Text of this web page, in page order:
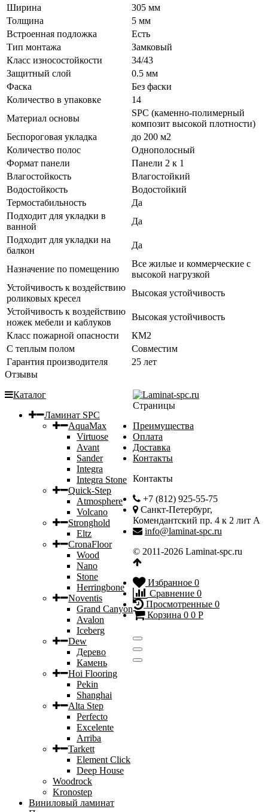
Ширина
305 мм
Толщина
5 мм
Встроенная подложка
Есть
Тип монтажа
Замковый
Класс износостойкости
34/43
Защитный слой
0.5 мм
Фаска
Без фаски
Количество в упаковке
14
Материал основы
SPC (каменно-полимерный
композит высокой плотности)
Беспороговая укладка
до 200 м2
Количество полос
Однополосный
Формат панели
Панели 2 к 1
Влагостойкость
Влагостойкий
Водостойкость
Водостойкий
Термостабильность
Да
Подходит для укладки в
ванной
Да
Подходит для укладки на
балкон
Да
Назначение по помещению
Все жилые и коммерческие с
высокой нагрузкой
Устойчивость к воздействию
роликовых кресел
Высокая устойчивость
Устойчивость к воздействию
ножек мебели и каблуков
Высокая устойчивость
Класс пожарной опасности
КМ2
С теплым полом
Совместим
Гарантия производителя
25 лет
Отзывы
Каталог
Ламинат SPC
AquaMax
Virtuose
Avant
Sander
Integra
Integra Stone
Quick-Step
Atmosphere
Volcano
Stronghold
Eltz
CronaFloor
Wood
Nano
Stone
Herringbone
Noventis
Grand Canyon
Avalon
Iceberg
Dew
Дерево
Камень
Hoi Flooring
Pekin
Shanghai
Alta Step
Perfecto
Excelente
Arriba
Tarkett
Element Click
Deep House
Woodrock
Kronostep
Виниловый ламинат
Страницы
Преимущества
Оплата
Доставка
Контакты
Контакты
+7 (812) 925-55-75
Санкт-Петербург,
Комендантский пр. 4 к 2 лит А
info@laminat-spc.ru
© 2011-2026 Laminat-spc.ru
Избранное 0
Сравнение 0
Просмотренные 0
Корзина 0 0 Р